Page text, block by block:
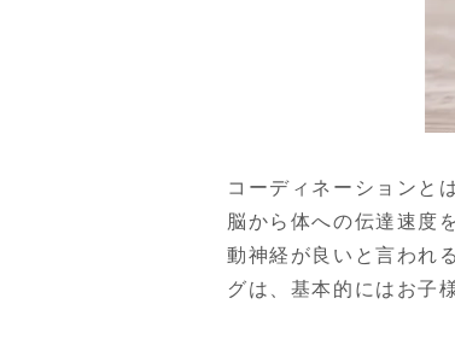
コーディネーションと
脳から体への伝達速度
動神経が良いと言われ
グは、基本的にはお子